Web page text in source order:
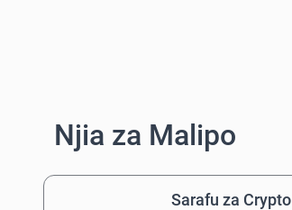
Njia za Malipo
Sarafu za Crypto